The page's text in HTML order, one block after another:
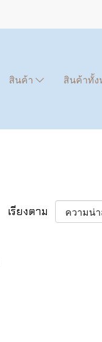
สินค้า สินค้าทั้
เรียงตาม